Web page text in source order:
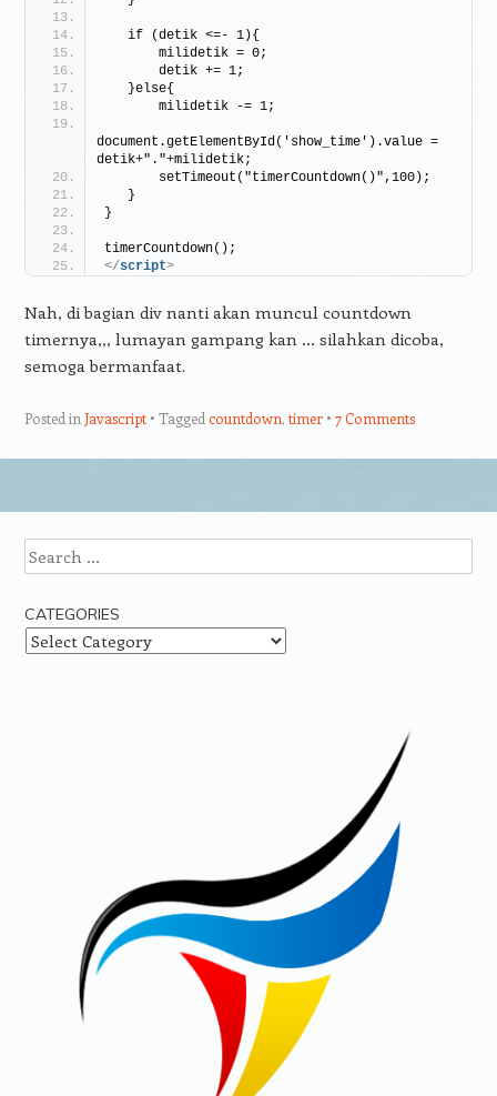
   if (detik <=- 1){
       milidetik = 0;
       detik += 1;
   }else{
       milidetik -= 1;
document.getElementById('show_time').value =
detik+"."+milidetik;
       setTimeout("timerCountdown()",100);
   }
}
timerCountdown();
</script>
Nah, di bagian div nanti akan muncul countdown
timernya,,, lumayan gampang kan … silahkan dicoba,
semoga bermanfaat.
Posted in Javascript Tagged countdown, timer 7 Comments
Search
CATEGORIES
Categories